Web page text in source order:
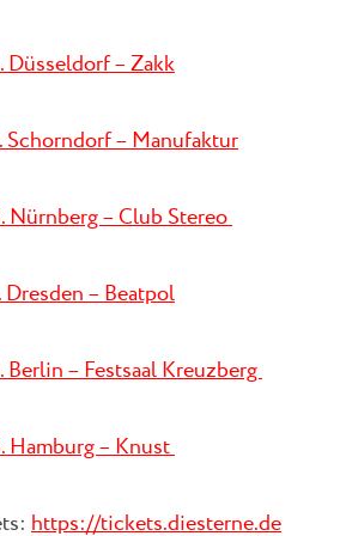
Düsseldorf – Zakk
Schorndorf – Manufaktur
Nürnberg – Club Stereo
Dresden – Beatpol
Berlin – Festsaal Kreuzberg
Hamburg – Knust
https://tickets.diesterne.de